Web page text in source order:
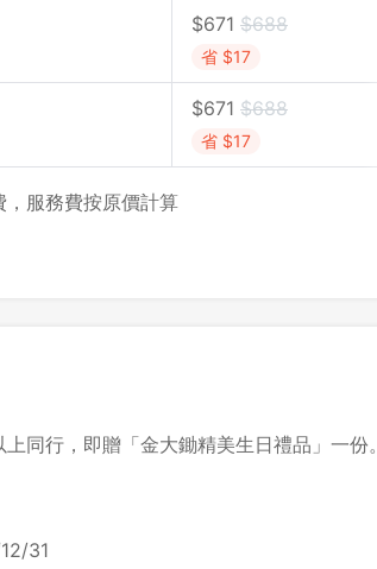
$671 $688
省 $17
$671 $688
省 $17
，服務費按原價計算
同行，即贈「金大鋤精美生日禮品」一份。
31